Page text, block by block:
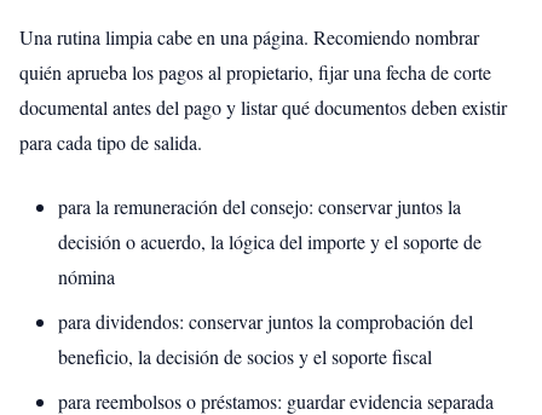
Una rutina limpia cabe en una página. Recomiendo nombrar
quién aprueba los pagos al propietario, fijar una fecha de corte
documental antes del pago y listar qué documentos deben existir
para cada tipo de salida.
para la remuneración del consejo: conservar juntos la
decisión o acuerdo, la lógica del importe y el soporte de
nómina
para dividendos: conservar juntos la comprobación del
beneficio, la decisión de socios y el soporte fiscal
para reembolsos o préstamos: guardar evidencia separada